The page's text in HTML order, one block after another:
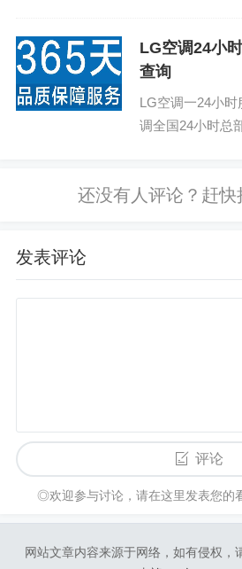
LG空调24小
查询
LG空调一24小
调全国24小时总
发表评论
评论
◎欢迎参与讨论，请在这里发表您的
网站文章内容来源于网络，如有侵权，